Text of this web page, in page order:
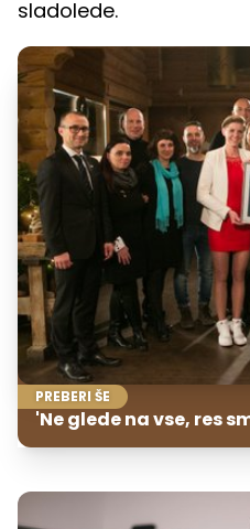
sladolede.
PREBERI ŠE
'Ne glede na vse, res